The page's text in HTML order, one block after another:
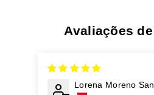
Avaliações
Lorena Moreno